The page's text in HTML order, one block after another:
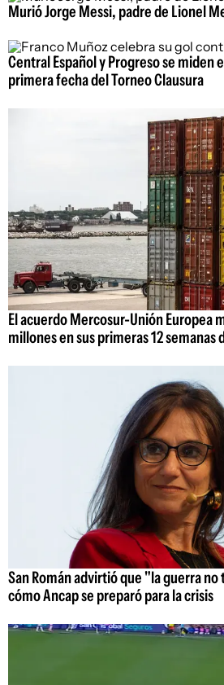
Murió Jorge Messi, padre de Lionel
Central Español y Progreso se miden
primera fecha del Torneo Clausura
El acuerdo Mercosur-Unión Europea
millones en sus primeras 12 semanas
San Román advirtió que "la guerra
cómo Ancap se preparó para la crisis